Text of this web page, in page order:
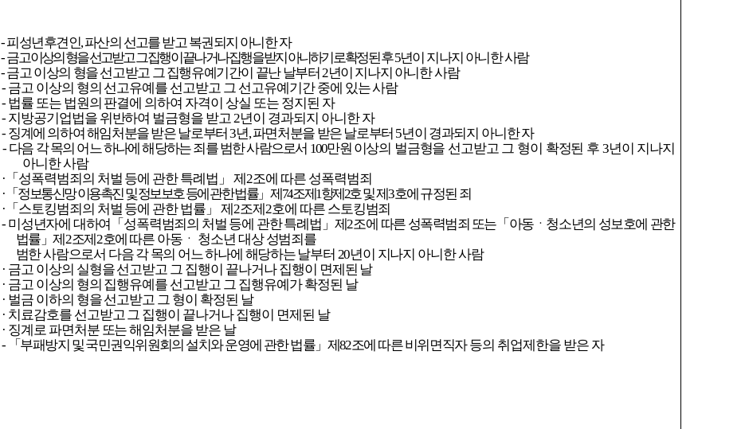
- 피성년후견인, 파산의 선고를 받고 복권되지 아니한 자
-금고 이상의 형을 선고받고 그 집행이 끝나거나 집행을 받지 아니하기로 확정된후 5년이 지나지 아니한 사람
-금고 이상의 형을 선고받고 그 집행유예기간이 끝난 날부터 2년이 지나지 아니한 사람
- 금고 이상의 형의 선고유예를 선고받고 그 선고유예기간 중에 있는 사람
- 법률 또는 법원의 판결에 의하여 자격이 상실 또는 정지된 자
- 지방공기업법을 위반하여 벌금형을 받고 2년이 경과되지 아니한 자
- 징계에 의하여 해임처분을 받은 날로부터 3년, 파면처분을 받은 날로부터 5년이 경과되지 아니한 자
- 다음 각 목의 어느 하나에 해당하는 죄를 범한 사람으로서 100만원 이상의 벌금형을 선고받고 그 형이 확정된 후 3년이 지나지
아니한 사람
·「성폭력범죄의 처벌 등에 관한 특례법」 제2조에 따른 성폭력범죄
· 「 정보통신망 이용촉진 및 정보보호 등에 관한 법률」 제74조제1항제2호및 제3호에 규정된 죄
·「스토킹범죄의 처벌 등에 관한 법률」 제2조제2호에 따른 스토킹범죄
- 미성년자에 대하여「성폭력범죄의 처벌 등에 관한 특례법」제2조에 따른 성폭력범죄 또는「아동ㆍ청소년의 성보호에 관한
법률」제2조제2호에 따른 아동ㆍ 청소년 대상성범죄를
범한 사람으로서 다음 각 목의 어느 하나에 해당하는 날부터 20년이 지나지 아니한 사람
· 금고 이상의 실형을 선고받고 그 집행이 끝나거나 집행이 면제된 날
· 금고 이상의 형의 집행유예를 선고받고 그 집행유예가 확정된 날
· 벌금 이하의 형을 선고받고 그 형이 확정된 날
· 치료감호를 선고받고 그 집행이 끝나거나 집행이 면제된 날
· 징계로 파면처분 또는 해임처분을 받은 날
-
「부패방지 및 국민권익위원회의 설치와 운영에 관한 법률」제82조에 따른 비위면직자 등의 취업제한을 받은 자